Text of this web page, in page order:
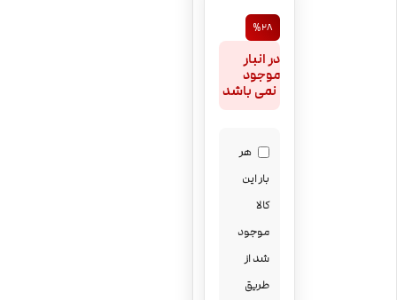
%28
در انبار
موجود
نمی باشد
هر
بار این
کالا
موجود
شد از
طریق